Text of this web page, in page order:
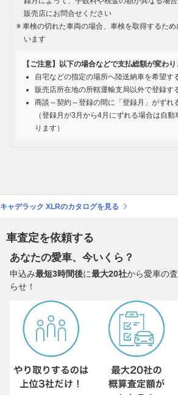
販売店にお問合せください
車検の切れた車両の場合、車検を取得するた
います
【ご注意】以下の場合などで支払総額が変わり
自宅などの指定の場所へ陸送納車を希望す
販売店所在地の所轄運輸支局以外で登録す
商談～契約～登録の間に「登録月」がずれ
（登録月が3月から4月にずれる場合は自
ります）
キャデラック XLRのカタログを見る
車査定を依頼する
あなたの愛車、今いくら？
申込み最短3時間後に最大20社から愛車の
らせ！